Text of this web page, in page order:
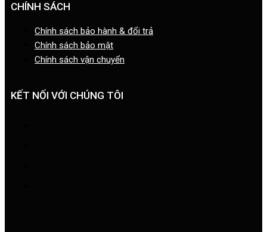
CHÍNH SÁCH
Chính sách bảo hành & đổi trả
Chính sách bảo mật
Chính sách vận chuyển
KẾT NỐI VỚI CHÚNG TÔI